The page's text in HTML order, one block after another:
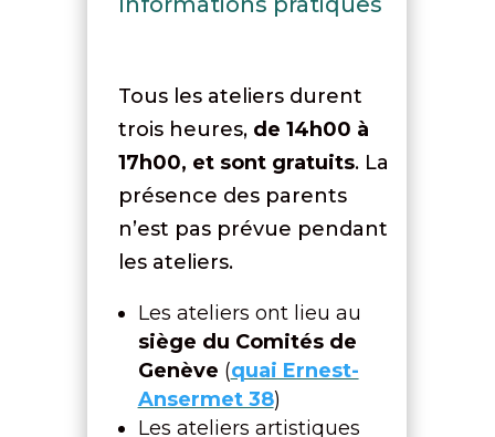
Tous les ateliers durent
trois heures, de 14h00 à
17h00, et sont gratuits. La
présence des parents
n’est pas prévue pendant
les ateliers.
Les ateliers ont lieu au
siège du Comités de
Genève (quai Ernest-
Ansermet 38)
Les ateliers artistiques